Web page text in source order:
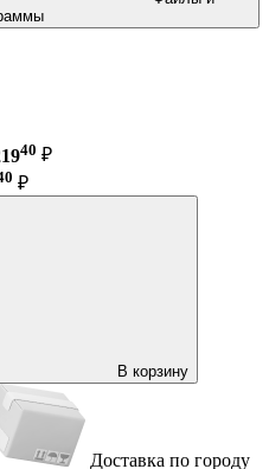
40 ₽
₽
В корзину
Доставка по городу